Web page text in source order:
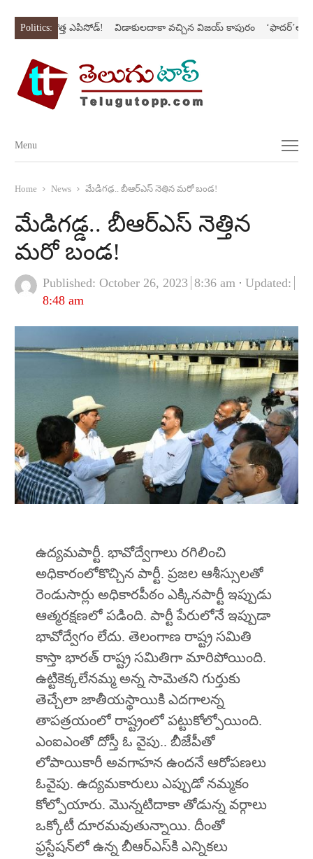
Politics:
సిరీస్‌లో కొత్త ఎపిసోడ్‌! విడాకులదాకా వచ్చిన విజయ్‌ కాపురం ‘ఫాదర్‌’ల్యాండ్‌ని
Menu
Menu
Home News మేడిగడ్డ.. బీఆర్‌ఎస్‌ నెత్తిన మరో బండ!
మేడిగడ్డ.. బీఆర్‌ఎస్‌ నెత్తిన
మరో బండ!
Published: October 26, 2023 8:36 am
Updated:
8:48 am
ఉద్యమపార్టీ. భావోద్వేగాలు రగిలించి
అధికారంలోకొచ్చిన పార్టీ. ప్రజల ఆశీస్సులతో
రెండుసార్లు అధికారపీఠం ఎక్కినపార్టీ ఇప్పుడు
ఆత్మరక్షణలో పడింది. పార్టీ పేరులోనే ఇప్పుడా
భావోద్వేగం లేదు. తెలంగాణ రాష్ట్ర సమితి
కాస్తా భారత్‌ రాష్ట్ర సమితిగా మారిపోయింది.
ఉట్టికెక్కలేనమ్మ అన్న సామెతని గుర్తుకు
తెచ్చేలా జాతీయస్థాయికి ఎదగాలన్న
తాపత్రయంలో రాష్ట్రంలో పట్టుకోల్పోయింది.
ఎంఐఎంతో దోస్తీ ఓ వైపు.. బీజేపీతో
లోపాయికారీ అవగాహన ఉందనే ఆరోపణలు
ఓవైపు. ఉద్యమకారులు ఎప్పుడో నమ్మకం
కోల్పోయారు. మొన్నటిదాకా తోడున్న వర్గాలు
ఒక్కోటీ దూరమవుతున్నాయి. దీంతో
ఫ్రస్టేషన్‌లో ఉన్న బీఆర్‌ఎస్‌కి ఎన్నికలు